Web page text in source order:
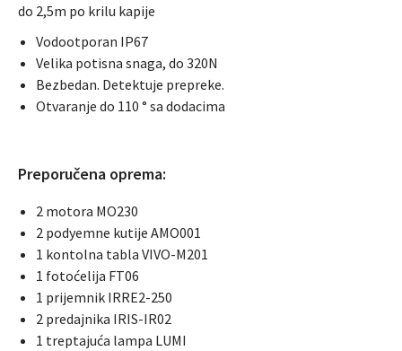
do 2,5m po krilu kapije
Vodootporan IP67
Velika potisna snaga, do 320N
Bezbedan. Detektuje prepreke.
Otvaranje do 110 ° sa dodacima
Preporučena oprema:
2 motora MO230
2 podyemne kutije AMO001
1 kontolna tabla VIVO-M201
1 fotoćelija FT06
1 prijemnik IRRE2-250
2 predajnika IRIS-IR02
1 treptajuća lampa LUMI